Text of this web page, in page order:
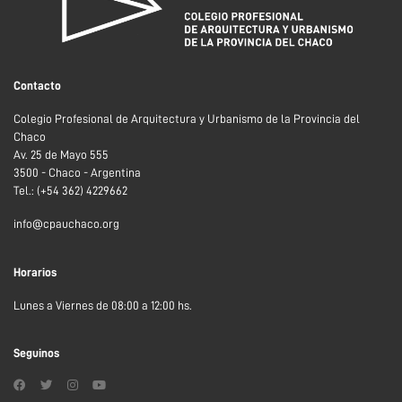
Contacto
Colegio Profesional de Arquitectura y Urbanismo de la Provincia del
Chaco
Av. 25 de Mayo 555
3500 - Chaco - Argentina
Tel.: (+54 362) 4229662
info@cpauchaco.org
Horarios
Lunes a Viernes de 08:00 a 12:00 hs.
Seguinos